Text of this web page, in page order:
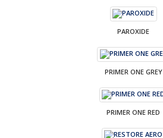
PAROXIDE
PRIMER ONE GREY
PRIMER ONE RED